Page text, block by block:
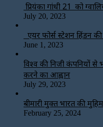
प्रियंका गांधी 21 को
July 20, 2023
एयर फोर्स स्टेशन हिंडन
June 1, 2023
विश्‍व की निजी कंपनियों से
करने का आह्वान
July 29, 2023
बीमारी मुक्त भारत की
February 25, 2024